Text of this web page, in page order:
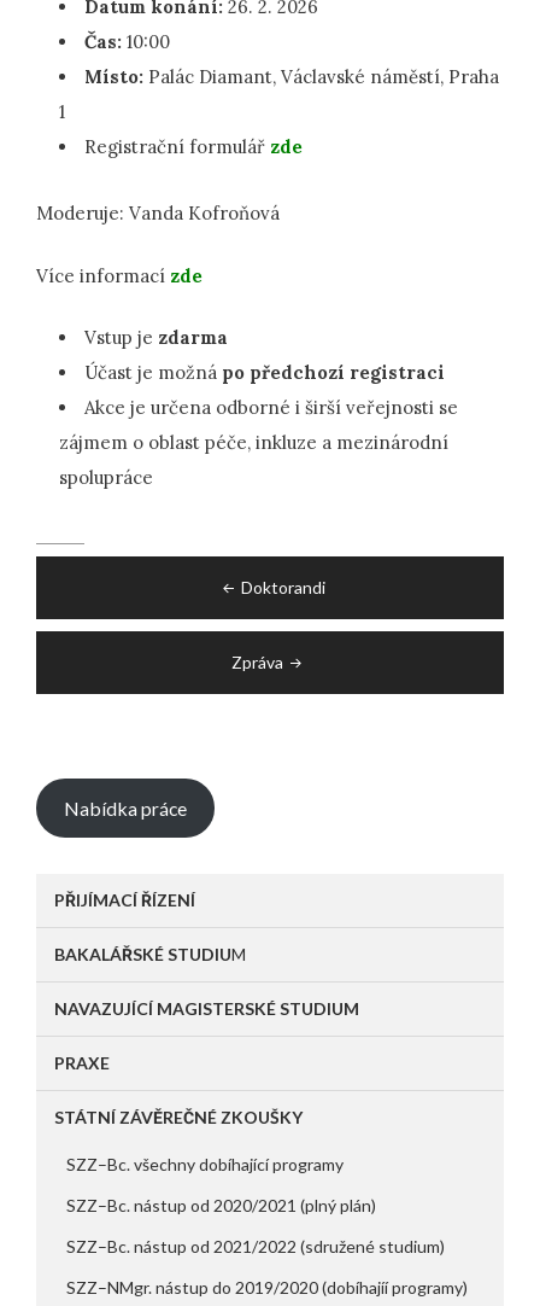
Datum konání: 26. 2. 2026
Čas: 10:00
Místo: Palác Diamant, Václavské náměstí, Praha
1
Registrační formulář zde
Moderuje: Vanda Kofroňová
Více informací zde
Vstup je zdarma
Účast je možná po předchozí registraci
Akce je určena odborné i širší veřejnosti se
zájmem o oblast péče, inkluze a mezinárodní
spolupráce
Doktorandi
Zpráva
Nabídka práce
PŘIJÍMACÍ ŘÍZENÍ
BAKALÁŘSKÉ STUDIUM
NAVAZUJÍCÍ MAGISTERSKÉ STUDIUM
PRAXE
STÁTNÍ ZÁVĚREČNÉ ZKOUŠKY
SZZ–Bc. všechny dobíhající programy
SZZ–Bc. nástup od 2020/2021 (plný plán)
SZZ–Bc. nástup od 2021/2022 (sdružené studium)
SZZ–NMgr. nástup do 2019/2020 (dobíhajíí programy)